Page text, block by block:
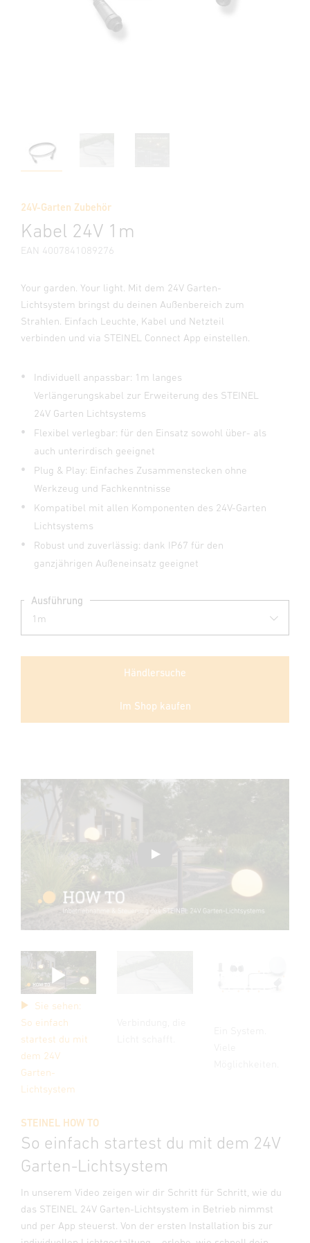
24V-Garten Zubehör
Kabel 24V 1m
EAN 4007841089276
Your garden. Your light. Mit dem 24V Garten-
Lichtsystem bringst du deinen Außenbereich zum
Strahlen. Einfach Leuchte, Kabel und Netzteil
verbinden und via STEINEL Connect App einstellen.
Individuell anpassbar: 1m langes
Verlängerungskabel zur Erweiterung des STEINEL
24V Garten Lichtsystems
Flexibel verlegbar: für den Einsatz sowohl über- als
auch unterirdisch geeignet
Plug & Play: Einfaches Zusammenstecken ohne
Werkzeug und Fachkenntnisse
Kompatibel mit allen Komponenten des 24V-Garten
Lichtsystems
Robust und zuverlässig: dank IP67 für den
ganzjährigen Außeneinsatz geeignet
Ausführung
Händlersuche
Im Shop kaufen
Sie sehen:
So einfach
startest du mit
dem 24V
Garten-
Lichtsystem
STEINEL HOW TO
So einfach startest du mit dem 24V
Garten-Lichtsystem
In unserem Video zeigen wir dir Schritt für Schritt, wie du
das STEINEL 24V Garten-Lichtsystem in Betrieb nimmst
und per App steuerst. Von der ersten Installation bis zur